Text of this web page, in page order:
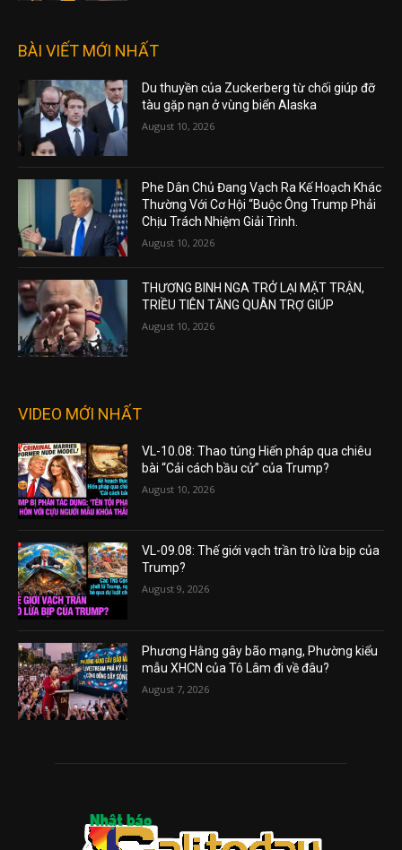
BÀI VIẾT MỚI NHẤT
Du thuyền của Zuckerberg từ chối giúp đỡ
tàu gặp nạn ở vùng biển Alaska
August 10, 2026
Phe Dân Chủ Đang Vạch Ra Kế Hoạch Khác
Thường Với Cơ Hội “Buộc Ông Trump Phải
Chịu Trách Nhiệm Giải Trình.
August 10, 2026
THƯƠNG BINH NGA TRỞ LẠI MẶT TRẬN,
TRIỀU TIÊN TĂNG QUÂN TRỢ GIÚP
August 10, 2026
VIDEO MỚI NHẤT
VL-10.08: Thao túng Hiến pháp qua chiêu
bài “Cải cách bầu cử” của Trump?
August 10, 2026
VL-09.08: Thế giới vạch trần trò lừa bịp của
Trump?
August 9, 2026
Phương Hằng gây bão mạng, Phường kiểu
mẫu XHCN của Tô Lâm đi về đâu?
August 7, 2026